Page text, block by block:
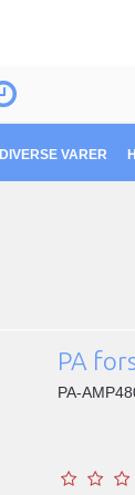
DIVERSE VARER
PA
PA-